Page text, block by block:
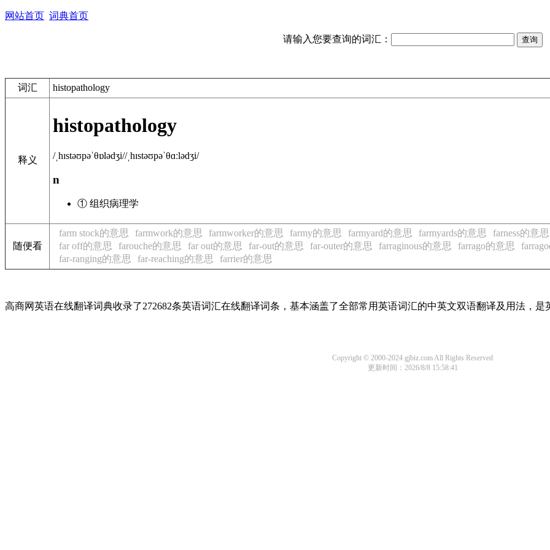
网站首页 词典首页
请输入您要查询的词汇：
词汇 histopathology
释义
histopathology
/ˌhɪstəʊpəˈθɒlədʒi//ˌhɪstəʊpəˈθɑːlədʒi/
n
① 组织病理学
随便看
farm stock的意思 farmwork的意思 farmworker的意思 farmy的意思 farmyard的意思 farmyards的意思 farness的意思
far off的意思
farouche的意思 far out的意思 far-out的意思 far-outer的意思 farraginous的意思 farrago的意思
far-ranging的意思
far-reaching的意思 farrier的意思
高商网英语在线翻译词典收录了272682条英语词汇在线翻译词条，基本涵盖了全部常用英语词汇的中英文双语翻译及用法，是
Copyright © 2000-2024 gjbiz.com All Rights Reserved
更新时间：2026/8/8 15:58:41